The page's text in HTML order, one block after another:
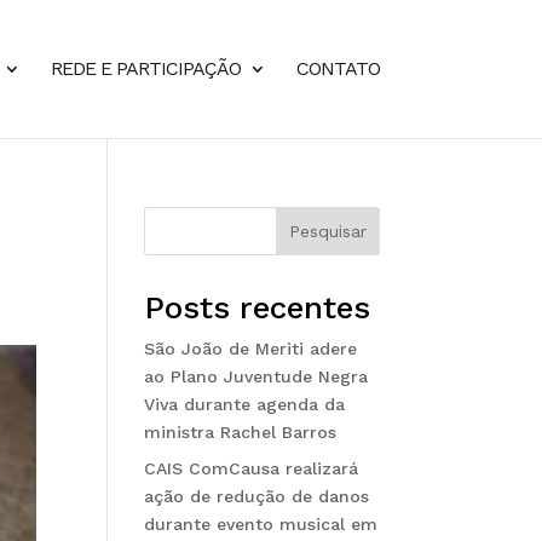
REDE E PARTICIPAÇÃO CONTATO
Pesquisar
Posts recentes
São João de Meriti adere
ao Plano Juventude Negra
Viva durante agenda da
ministra Rachel Barros
CAIS ComCausa realizará
ação de redução de danos
durante evento musical em